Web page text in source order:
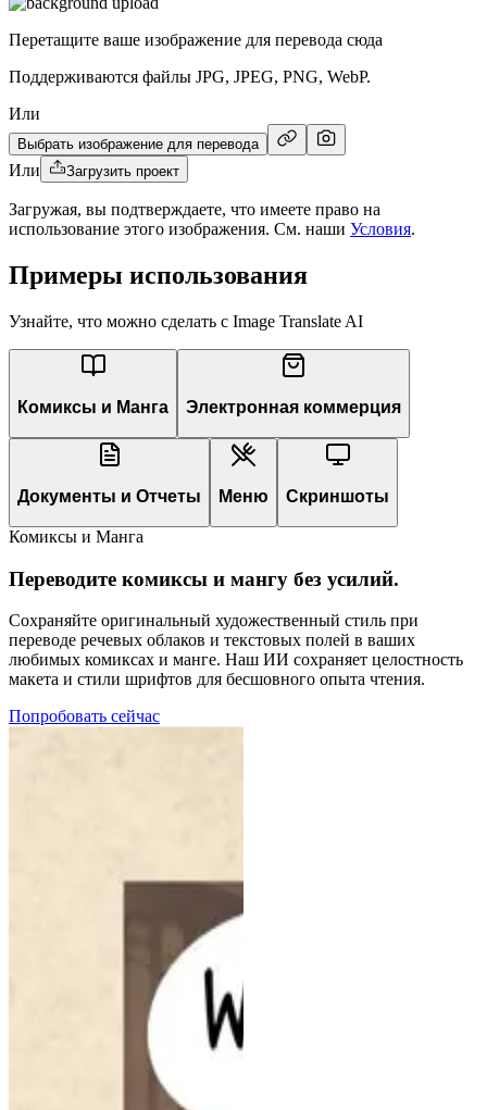
Перетащите ваше изображение для перевода сюда
Поддерживаются файлы JPG, JPEG, PNG, WebP.
Или
Выбрать изображение для перевода
Или Загрузить проект
Загружая, вы подтверждаете, что имеете право на
использование этого изображения. См. наши Условия.
Примеры использования
Узнайте, что можно сделать с Image Translate AI
Комиксы и Манга Электронная коммерция
Документы и Отчеты Меню Скриншоты
Комиксы и Манга
Переводите комиксы и мангу без усилий.
Сохраняйте оригинальный художественный стиль при
переводе речевых облаков и текстовых полей в ваших
любимых комиксах и манге. Наш ИИ сохраняет целостность
макета и стили шрифтов для бесшовного опыта чтения.
Попробовать сейчас